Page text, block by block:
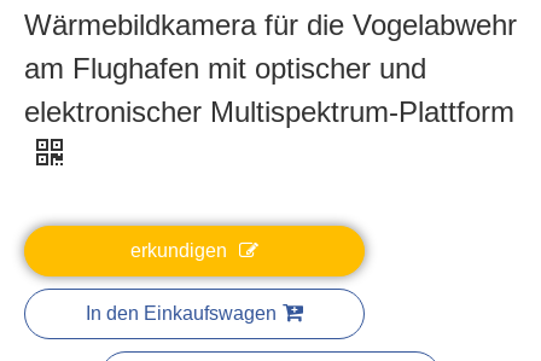
Wärmebildkamera für die Vogelabwehr
am Flughafen mit optischer und
elektronischer Multispektrum-Plattform
erkundigen
In den Einkaufswagen